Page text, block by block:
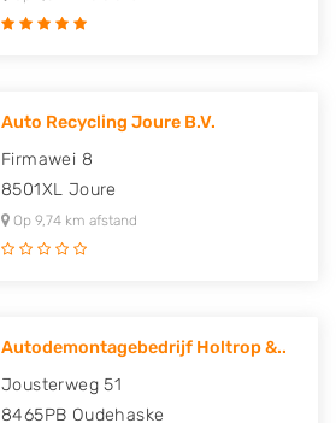
Auto Recycling Joure B.V.
Firmawei 8
8501XL Joure
Op 9,74 km afstand
Autodemontagebedrijf Holtrop &..
Jousterweg 51
8465PB Oudehaske